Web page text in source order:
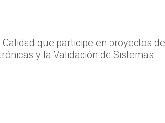
que participe en proyectos de
y la Validación de Sistemas